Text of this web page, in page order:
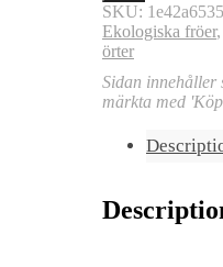
SKU:
Ekologiska fröer,
örter
Sidan innehåller
märkta med